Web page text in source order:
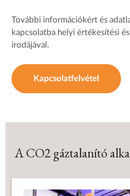
További információkért és
kapcsolatba helyi értékesítési
irodájával.
Kapcsolatfelvétel
A CO2 gáztalanító